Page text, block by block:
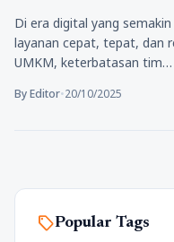
Di era digital yang
layanan cepat, tepat, dan
UMKM, keterbatasan tim…
By Editor•20/10/2025
sellPopular Tags